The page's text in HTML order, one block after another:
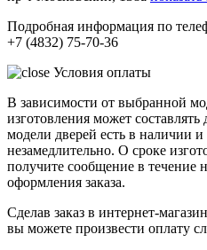
Подробная информация по
+7 (4832) 75-70-36
Условия оплаты
В зависимости от выбранной
изготовления может
модели дверей есть в наличии
незамедлительно. О сроке
получите сообщение в течение
оформления заказа.
Сделав заказ в интернет-
вы можете произвести оплату